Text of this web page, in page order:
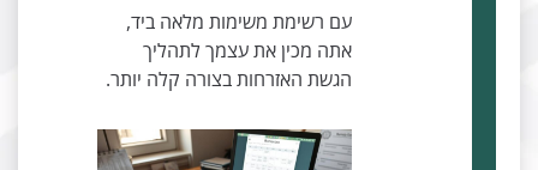
עם רשימת משימות מלאה ביד,
אתה מכין את עצמך לתהליך
הגשת האזרחות בצורה קלה יותר.